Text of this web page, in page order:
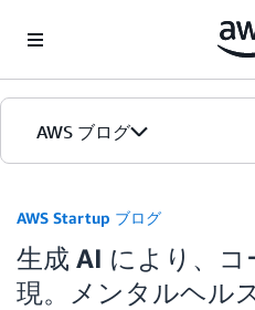
AWS ブログ
カテゴリ
エディション
AWS Startup ブログ
生成 AI により、
現。メンタルヘル